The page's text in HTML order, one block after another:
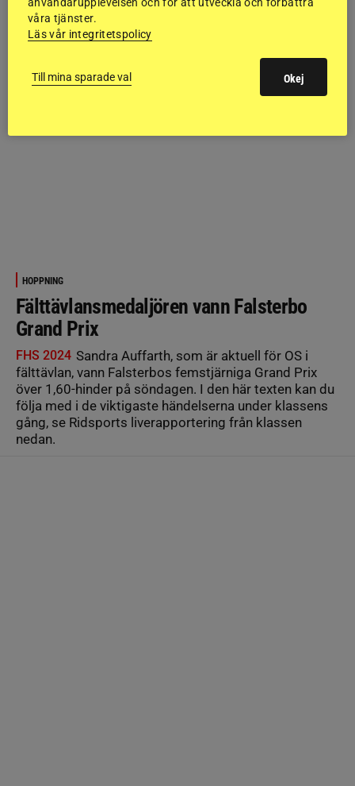
HOPPNING
Fälttävlansmedaljören vann Falsterbo
Grand Prix
FHS 2024 Sandra Auffarth, som är aktuell för OS i
fälttävlan, vann Falsterbos femstjärniga Grand Prix
över 1,60-hinder på söndagen. I den här texten kan du
följa med i de viktigaste händelserna under klassens
gång, se Ridsports liverapportering från klassen
nedan.
våra tjänster.
Läs vår integritetspolicy
Till mina sparade val Okej